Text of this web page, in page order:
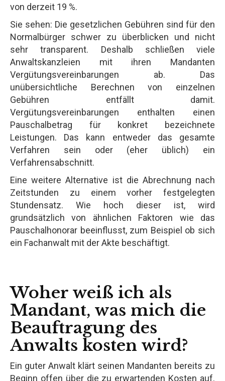
von derzeit 19 %.
Sie sehen: Die gesetzlichen Gebühren sind für den
Normalbürger schwer zu überblicken und nicht
sehr transparent. Deshalb schließen viele
Anwaltskanzleien mit ihren Mandanten
Vergütungsvereinbarungen ab. Das
unübersichtliche Berechnen von einzelnen
Gebühren entfällt damit.
Vergütungsvereinbarungen enthalten einen
Pauschalbetrag für konkret bezeichnete
Leistungen. Das kann entweder das gesamte
Verfahren sein oder (eher üblich) ein
Verfahrensabschnitt.
Eine weitere Alternative ist die Abrechnung nach
Zeitstunden zu einem vorher festgelegten
Stundensatz. Wie hoch dieser ist, wird
grundsätzlich von ähnlichen Faktoren wie das
Pauschalhonorar beeinflusst, zum Beispiel ob sich
ein Fachanwalt mit der Akte beschäftigt.
Woher weiß ich als
Mandant, was mich die
Beauftragung des
Anwalts kosten wird?
Ein guter Anwalt klärt seinen Mandanten bereits zu
Beginn offen über die zu erwartenden Kosten auf.